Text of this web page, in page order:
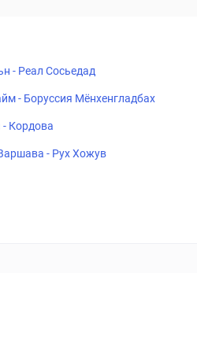
- Реал Сосьедад
- Боруссия Мёнхенгладбах
Кордова
- Рух Хожув